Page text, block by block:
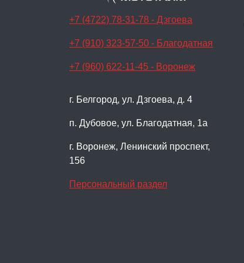
+7 (4722) 78-31-78 - Дзгоева
+7 (910) 323-57-50 - Благодатная
+7 (960) 622-11-45 - Воронеж
г. Белгород, ул. Дзгоева, д. 4
п. Дубовое, ул. Благодатная, 1а
г. Воронеж, Ленинский проспект,
156
Персональный раздел